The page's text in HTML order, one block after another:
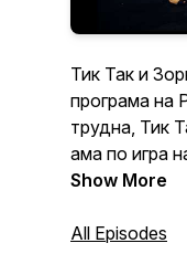
Тик Так и
програма на
трудна, Тик
ама по игра
година
куп нови
Show More
All Episodes